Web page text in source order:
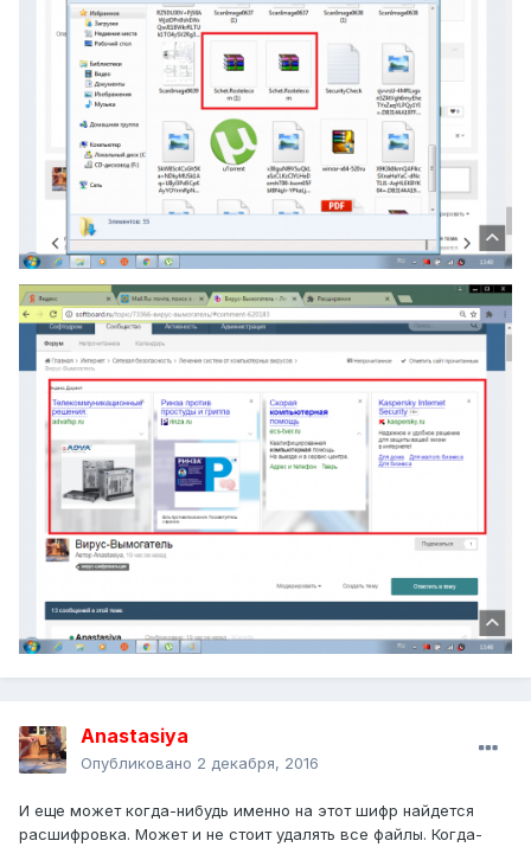
Anastasiya
Опубликовано 2 декабря, 2016
И еще может когда-нибудь именно на этот шифр найдется
расшифровка. Может и не стоит удалять все файлы. Когда-